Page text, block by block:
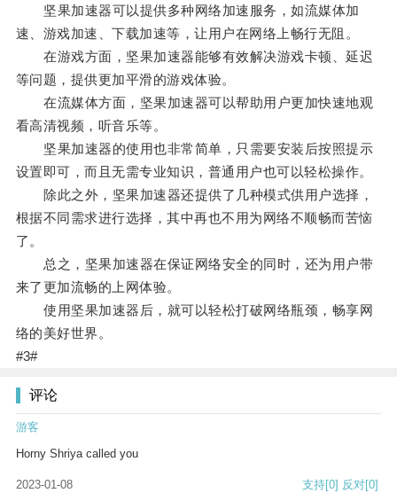
坚果加速器可以提供多种网络加速服务，如流媒体加
速、游戏加速、下载加速等，让用户在网络上畅行无阻。
在游戏方面，坚果加速器能够有效解决游戏卡顿、延迟
等问题，提供更加平滑的游戏体验。
在流媒体方面，坚果加速器可以帮助用户更加快速地观
看高清视频，听音乐等。
坚果加速器的使用也非常简单，只需要安装后按照提示
设置即可，而且无需专业知识，普通用户也可以轻松操作。
除此之外，坚果加速器还提供了几种模式供用户选择，
根据不同需求进行选择，其中再也不用为网络不顺畅而苦恼
了。
总之，坚果加速器在保证网络安全的同时，还为用户带
来了更加流畅的上网体验。
使用坚果加速器后，就可以轻松打破网络瓶颈，畅享网
络的美好世界。
#3#
评论
游客
Horny Shriya called you
2023-01-08 支持[0] 反对[0]